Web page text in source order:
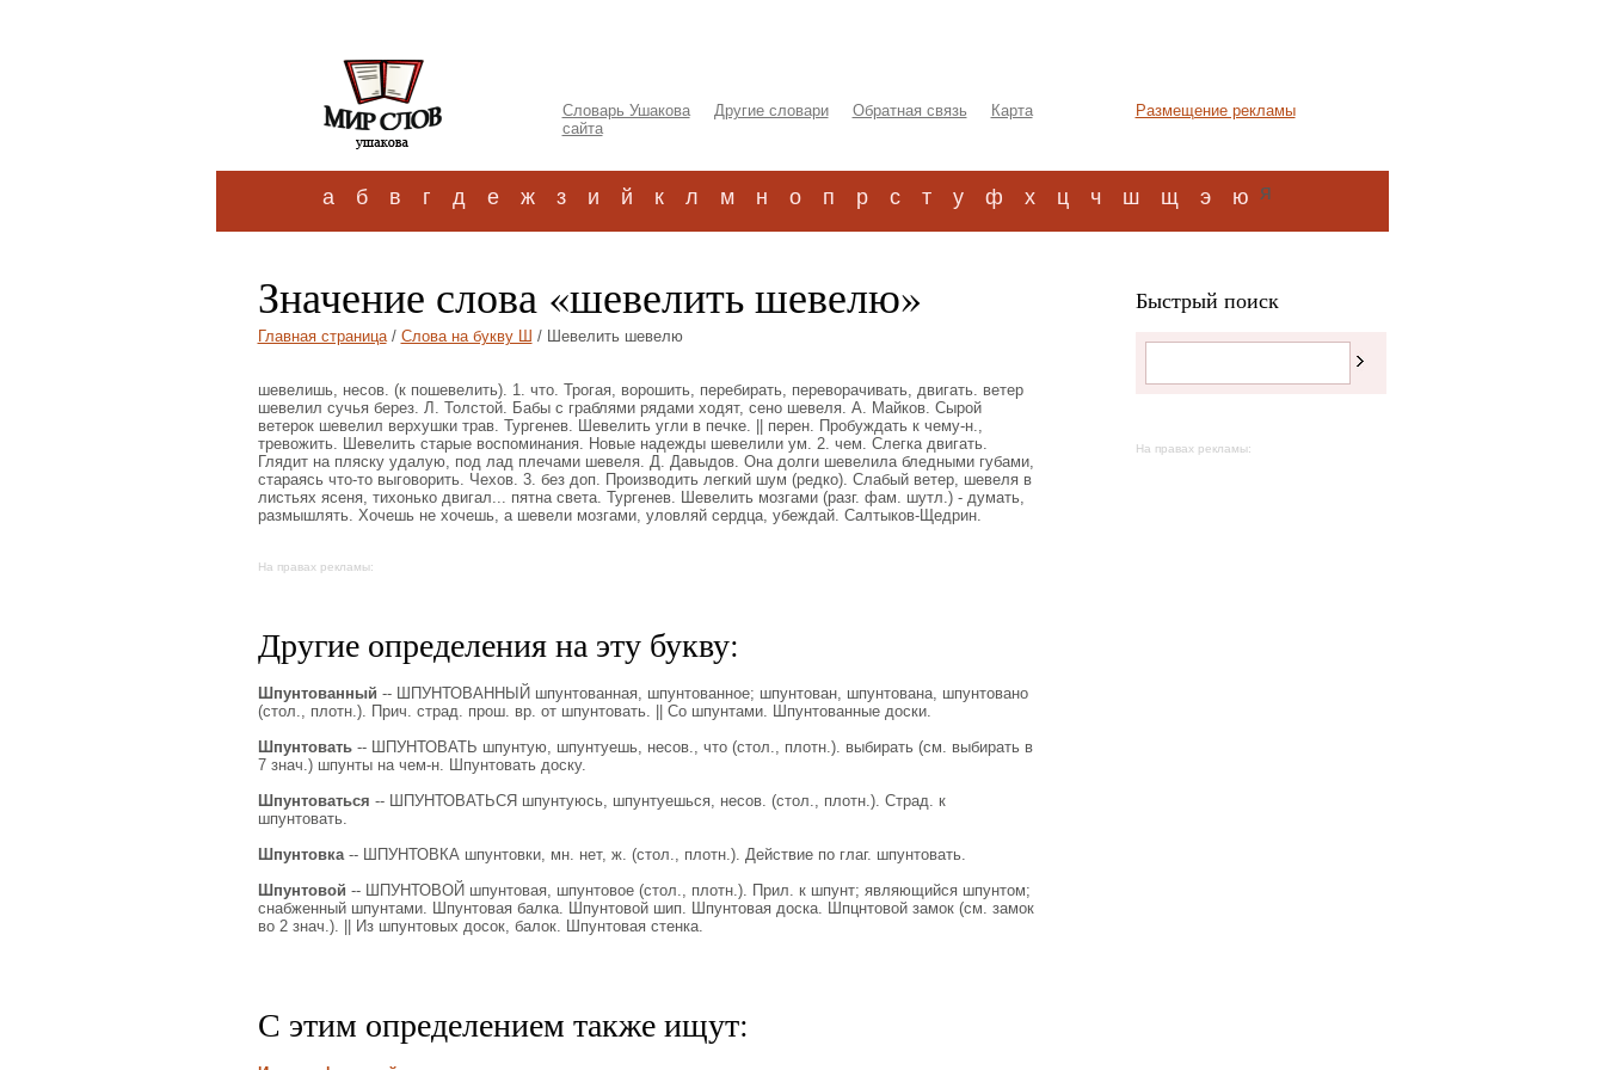
Словарь Ушакова Другие словари Обратная связь
Карта
сайта
Размещение рекламы
а б в г д е ж з и й к л м н о п р с т у ф х ц ч ш щ э ю я
Значение слова «шевелить шевелю»
Главная страница/ Слова на букву Ш / Шевелить шевелю
шевелишь, несов. (к пошевелить). 1. что. Трогая, ворошить, перебирать, переворачивать, двигать. ветер
шевелил сучья берез. Л. Толстой. Бабы с граблями рядами ходят, сено шевеля. А. Майков. Сырой
ветерок шевелил верхушки трав. Тургенев. Шевелить угли в печке. || перен. Пробуждать к чему-н.,
тревожить. Шевелить старые воспоминания. Новые надежды шевелили ум. 2. чем. Слегка двигать.
Глядит на пляску удалую, под лад плечами шевеля. Д. Давыдов. Она долги шевелила бледными губами,
стараясь что-то выговорить. Чехов. 3. без доп. Производить легкий шум (редко). Слабый ветер, шевеля в
листьях ясеня, тихонько двигал... пятна света. Тургенев. Шевелить мозгами (разг. фам. шутл.) - думать,
размышлять. Хочешь не хочешь, а шевели мозгами, уловляй сердца, убеждай. Салтыков-Щедрин.
На правах рекламы:
Другие определения на эту букву:
Шпунтованный -- ШПУНТОВАННЫЙ шпунтованная, шпунтованное; шпунтован, шпунтована, шпунтовано
(стол., плотн.). Прич. страд. прош. вр. от шпунтовать. || Со шпунтами. Шпунтованные доски.
Шпунтовать-- ШПУНТОВАТЬ шпунтую, шпунтуешь, несов., что (стол., плотн.). выбирать (см. выбирать в
7 знач.) шпунты на чем-н. Шпунтовать доску.
Шпунтоваться -- ШПУНТОВАТЬСЯ шпунтуюсь, шпунтуешься, несов. (стол., плотн.). Страд. к
шпунтовать.
Шпунтовка-- ШПУНТОВКА шпунтовки, мн. нет, ж. (стол., плотн.). Действие по глаг. шпунтовать.
Шпунтовой -- ШПУНТОВОЙ шпунтовая, шпунтовое (стол., плотн.). Прил. к шпунт; являющийся шпунтом;
снабженный шпунтами. Шпунтовая балка. Шпунтовой шип. Шпунтовая доска. Шпцнтовой замок (см. замок
во 2 знач.). || Из шпунтовых досок, балок. Шпунтовая стенка.
С этим определением также ищут:
Быстрый поиск
На правах рекламы: